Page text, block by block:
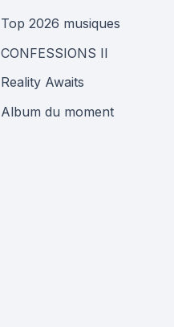
Top 2026 musiques
CONFESSIONS II
Reality Awaits
Album du moment